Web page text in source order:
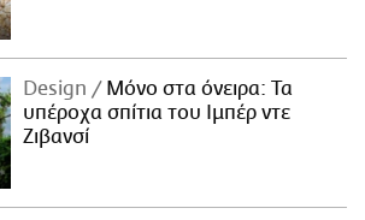
Design
Μόνο στα όνειρα: Τα
υπέροχα σπίτια του Ιμπέρ ντε
Ζιβανσί